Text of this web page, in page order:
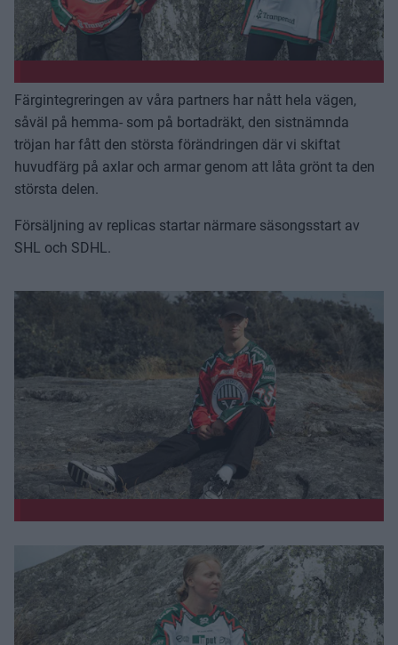
Färgintegreringen av våra partners har nått hela vägen,
såväl på hemma- som på bortadräkt, den sistnämnda
tröjan har fått den största förändringen där vi skiftat
huvudfärg på axlar och armar genom att låta grönt ta den
största delen.
Försäljning av replicas startar närmare säsongsstart av
SHL och SDHL.